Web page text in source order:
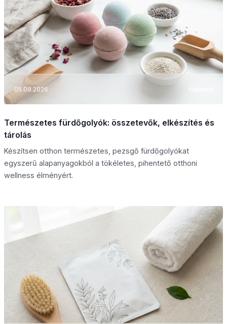
05.08.2026
Természetes fürdőgolyók: összetevők, elkészítés és
tárolás
Készítsen otthon természetes, pezsgő fürdőgolyókat
egyszerű alapanyagokból a tökéletes, pihentető otthoni
wellness élményért.